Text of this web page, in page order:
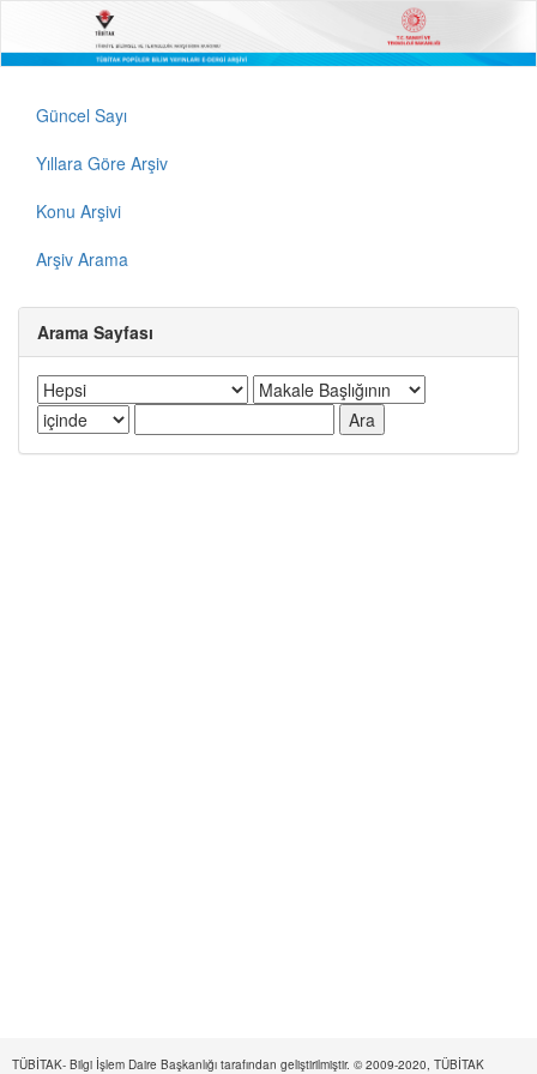
Güncel Sayı
Yıllara Göre Arşiv
Konu Arşivi
Arşiv Arama
Arama Sayfası
TÜBİTAK- Bilgi İşlem Daire Başkanlığı tarafından geliştirilmiştir. © 2009-2020, TÜBİTAK